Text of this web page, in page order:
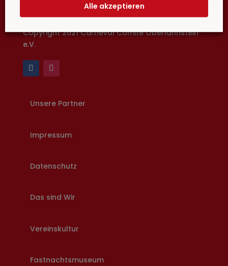
Copyright 2021 Carneval Comité Oberlahnstein
e.V.
Unsere Partner
Impressum
Datenschutz
Das sind Wir
Vereinskultur
Fastnachtsmuseum
Alle akzeptieren